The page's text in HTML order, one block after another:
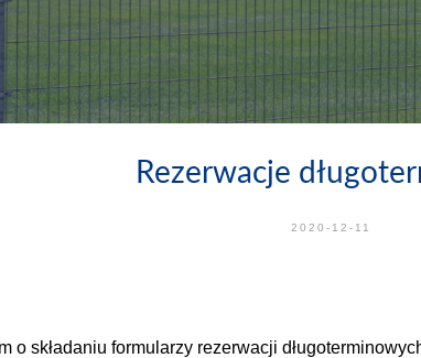
Rezerwacje
2020-12-11
o składaniu formularzy rezerwacji